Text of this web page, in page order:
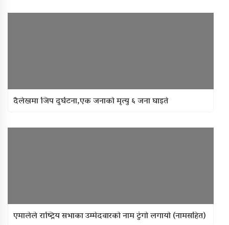
दैलेखमा जिप दुर्घटना,एक जनाको मृत्यु ६ जना घाइते
एमालेले राष्ट्रिय सभाका उम्मेदवारको नाम टुंगो लगायो (नामसहित)